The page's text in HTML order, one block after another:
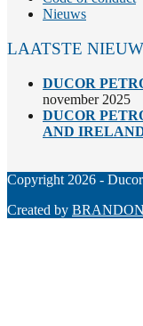
Nieuws
LAATSTE
DUCOR
november 2025
DUCOR
AND
Copyright 2026 -
Created by